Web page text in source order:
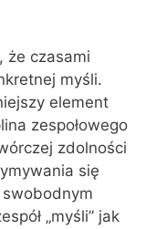
że czasami
myśli.
element
zespołowego
zdolności
się
swobodnym
„myśli” jak